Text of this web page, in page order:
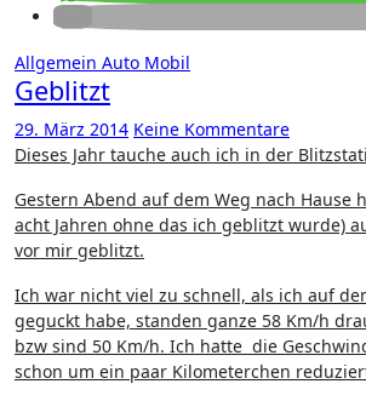
Allgemein Auto Mobil
Geblitzt
29. März 2014 Keine Kommentare
Dieses Jahr tauche auch ich in der
Gestern Abend auf dem Weg nach Hause
acht Jahren ohne das ich geblitzt wurde)
vor mir geblitzt.
Ich war nicht viel zu schnell, als ich auf
geguckt habe, standen ganze 58 Km/h
bzw sind 50 Km/h. Ich hatte die
schon um ein paar Kilometerchen